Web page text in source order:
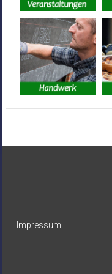
Impressum